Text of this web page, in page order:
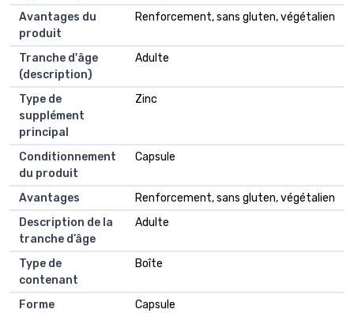
Avantages du
produit
Renforcement, sans gluten, végétalien
Tranche d'âge
(description)
Adulte
Type de
supplément
principal
Zinc
Conditionnement
du produit
Capsule
Avantages
Renforcement, sans gluten, végétalien
Description de la
tranche d’âge
Adulte
Type de
contenant
Boîte
Forme
Capsule